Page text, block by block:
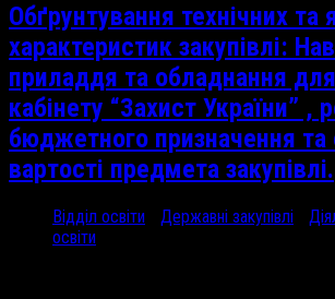
Обґрунтування технічних та
характеристик закупівлі:
приладдя та обладнання
кабінету “Захист України” ,
бюджетного призначення та
вартості предмета закупівлі.
Відділ освіти Державні закупівлі
освіти